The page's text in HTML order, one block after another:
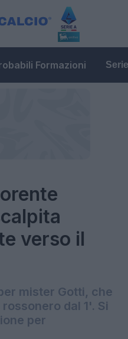
Formazioni
verso il
mister Gotti, che
dal 1'. Si
per